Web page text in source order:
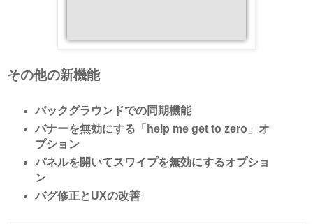
その他の新機能
バックグラウンドでの同期機能
バナーを無効にする「help me get to zero」オ
プション
パネルを開いてスワイプを無効にするオプショ
ン
バグ修正とUXの改善